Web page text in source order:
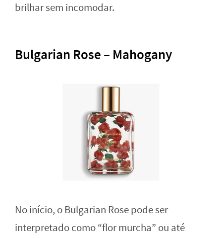
brilhar sem incomodar.
Bulgarian Rose – Mahogany
No início, o Bulgarian Rose pode ser
interpretado como “flor murcha” ou até